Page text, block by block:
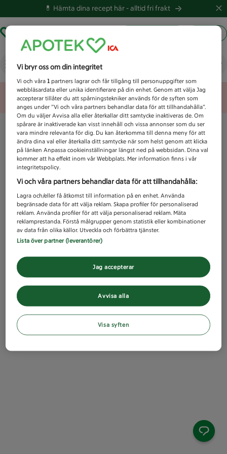
💊 Hämta dina recept här -alltid fri frakt
Vad letar du efter idag?
Unknown error
Vi bryr oss om din integritet
Vi och våra1 partners lagrar och får tillgång till personuppgifter som
webbläsardata eller unika identifierare på din enhet. Genom att välja Jag
accepterar tillåter du att spårningstekniker används för de syften som
anges under ”Vi och våra partners behandlar data för att tillhandahålla”.
Om du väljer Avvisa alla eller återkallar ditt samtycke inaktiveras de. Om
spårare är inaktiverade kan visst innehåll och vissa annonser som du ser
vara mindre relevanta för dig. Du kan återkomma till denna meny för att
ändra dina val eller återkalla ditt samtycke när som helst genom att klicka
på länken Anpassa cookieinställningar längst ned på webbsidan. Dina val
kommer att ha effekt inom vår Webbplats. Mer information finns i vår
integritetspolicy.
Vi och våra partners behandlar data för att tillhandahålla:
Lagra och/eller få åtkomst till information på en enhet. Använda
begränsade data för att välja reklam. Skapa profiler för personaliserad
reklam. Använda profiler för att välja personaliserad reklam. Mäta
reklamprestanda. Förstå målgrupper genom statistik eller kombinationer
av data från olika källor. Utveckla och förbättra tjänster.
Lista över partner (leverantörer)
Avvisa alla
Jag accepterar
Visa syften